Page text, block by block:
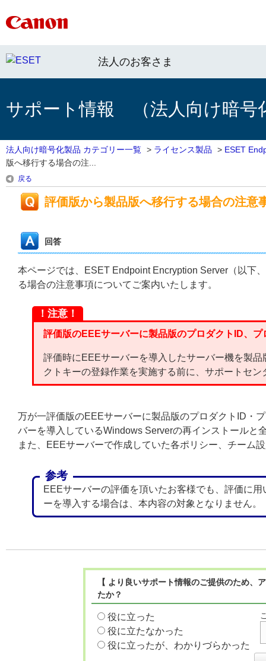
法人のお客さま
サポート情報 （法人向け暗号
法人向け暗号化製品 カテゴリー一覧 > ライセンス製品 > ESET
版へ移行する場合の注...
戻る
評価版から製品版へ移行する場合の注意
回答
本ページでは、ESET Endpoint Encryption Server（以下
る場合の注意事項についてご案内いたします。
！注意！
評価版のEEEサーバーに製品版のプロダクトID、
評価時にEEEサーバーを導入したサーバー機を製
クトキーの登録作業を実施する前に、サポートセ
万が一評価版のEEEサーバーに製品版のプロダクトID・
バーを導入しているWindows Serverの再インストールと
また、EEEサーバーで作成していた各ポリシー、チーム
参考
EEEサーバーの評価を頂いたお客様でも、評価に
ーを導入する場合は、本内容の対象となりません。
【 より良いサポート情報のご提供のため
たか？
役に立った
役に立たなかった
役に立ったが、わかりづらかった